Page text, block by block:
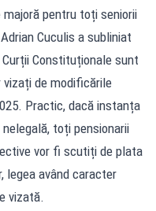
majoră pentru toți seniorii
Cuculis a subliniat
Constituționale sunt
vizați de modificările
Practic, dacă instanța
toți pensionarii
vor fi scutiți de plata
legea având caracter
vizată.